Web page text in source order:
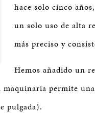
hace solo cinco
un solo uso de alta
más preciso y
Hemos añadido un
permite
pulgada).